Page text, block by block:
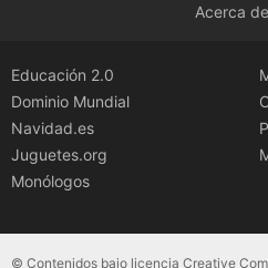
Acerca
Educación 2.0
Dominio Mundial
Navidad.es
Juguetes.org
Monólogos
© Contenidos bajo licencia Creative